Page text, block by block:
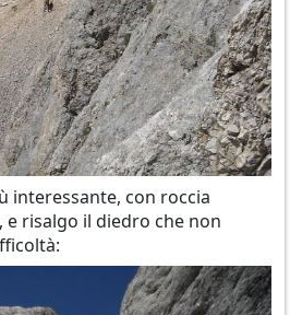
interessante, con roccia
risalgo il diedro che non